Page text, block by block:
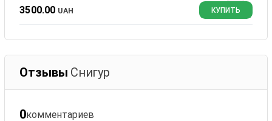
3500.00 UAH КУПИТЬ
Отзывы Снигур
0комментариев